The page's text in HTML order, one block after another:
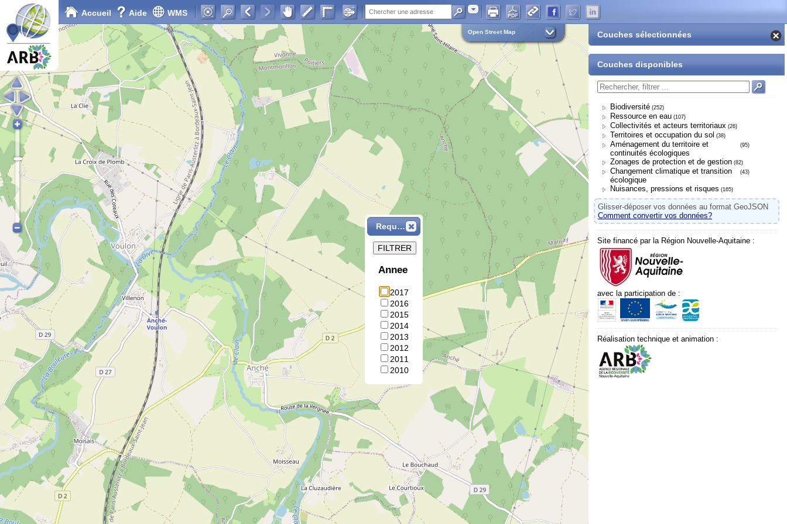
Accueil Aide WMS Adresse
Open Street Map Couches sélectionnées
Couches disponibles
Biodiversité (252)
Ressource en eau (107)
Collectivités et acteurs territoriaux (26)
Territoires et occupation du sol (38)
Aménagement du territoire et
continuités écologiques
(95)
Zonages de protection et de gestion (82)
Changement climatique et transition
écologique
(43)
Nuisances, pressions et risques (165)
Glisser-déposer vos données au format GeoJSON
Comment convertir vos données?
Site financé par la Région Nouvelle-Aquitaine :
avec la participation de :
Réalisation technique et animation :
Requête
Annee
2017
2016
2015
2014
2013
2012
2011
2010
FILTRER